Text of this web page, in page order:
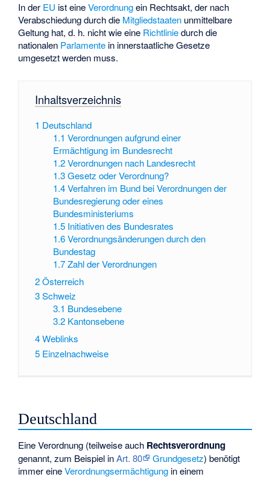
In der EU ist eineVerordnungein Rechtsakt, der nach
Verabschiedung durch die Mitgliedstaaten unmittelbare
Geltung hat, d. h. nicht wie eine Richtliniedurch die
nationalen Parlamente in innerstaatliche Gesetze
umgesetzt werden muss.
Inhaltsverzeichnis
1 Deutschland
1.1 Verordnungen aufgrund einer
Ermächtigung im Bundesrecht
1.2 Verordnungen nach Landesrecht
1.3 Gesetz oder Verordnung?
1.4 Verfahren im Bund bei Verordnungen der
Bundesregierung oder eines
Bundesministeriums
1.5 Initiativen des Bundesrates
1.6 Verordnungsänderungen durch den
Bundestag
1.7 Zahl der Verordnungen
2Österreich
3Schweiz
3.1 Bundesebene
3.2 Kantonsebene
4Weblinks
5 Einzelnachweise
Deutschland
Eine Verordnung (teilweise auch Rechtsverordnung
genannt, zum Beispiel inArt. 80 Grundgesetz) benötigt
immer eineVerordnungsermächtigung in einem